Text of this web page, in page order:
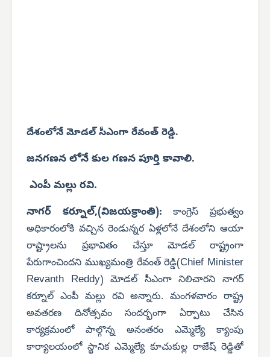
దేశంలోనే మోడల్ సీఎంగా రేవంత్ రెడ్డి.
జనగణన లోనే కుల గణన పూర్తి కావాలి.
ఎంపీ మల్లు రవి.
నాగర్ కర్నూల్,(విజయక్రాంతి):కాంగ్రెస్ ప్రభుత్వం
అధికారంలోకి వచ్చిన రెండున్నర ఏళ్లలోనే దేశంలోని ఆయా
రాష్ట్రాలను ప్రభావితం చేస్తూ మోడల్ రాష్ట్రంగా
పేరుగాంచిందని ముఖ్యమంత్రి రేవంత్ రెడ్డి(Chief Minister
Revanth Reddy) మోడల్ సీఎంగా నిలిచారని నాగర్
కర్నూల్ ఎంపీ మల్లు రవి అన్నారు. మంగళవారం రాష్ట్ర
అవతరణ దినోత్సవం సందర్భంగా ఏర్పాటు చేసిన
కార్యక్రమంలో పాల్గొన్న అనంతరం ఎమ్మెల్యే క్యాంపు
కార్యాలయంలో స్థానిక ఎమ్మెల్యే కూచుకుల్ల రాజేష్ రెడ్డితో